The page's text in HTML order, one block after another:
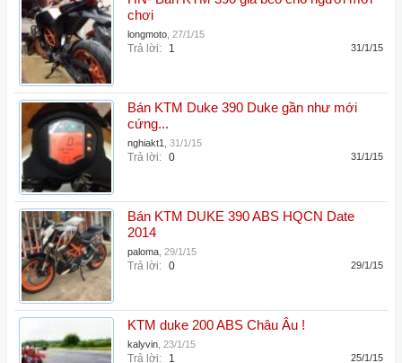
chơi
longmoto 27/1/15
Trả lời: 1 31/1/15
Bán KTM Duke 390 Duke gần như mới
cứng...
nghiakt1 31/1/15
Trả lời: 0 31/1/15
Bán KTM DUKE 390 ABS HQCN Date
2014
paloma 29/1/15
Trả lời: 0 29/1/15
KTM duke 200 ABS Châu Âu !
kalyvin 23/1/15
Trả lời: 1 25/1/15